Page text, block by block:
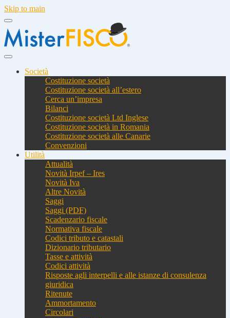
Skip to main
Società
Costituzione società
Costituzione società all’estero
Cerca un’impresa
Bilanci
Costituzione società Ltd Inglese
Costituzione società in Romania
Costituzione società alle Canarie
Convenzioni
Utilità
Attualità
Novità Irpef – Ires
Novità Iva
Altre Novità
Saggi
Saggi (PDF)
Scadenzario fiscale
Normativa fiscale
Codici tributo e catastali
Dizionario tributario
Tasse e attività
Codici attività
Risposte agli interpelli e alle istanze di consulenza
giuridica
Ritenute
Ammortamento
Circolari